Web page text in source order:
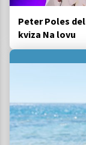
Peter Poles
kviza Na lovu